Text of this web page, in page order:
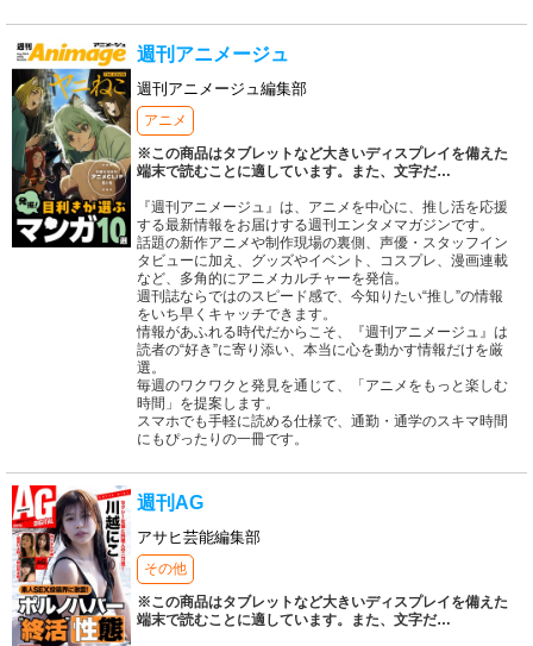
週刊アニメージュ
週刊アニメージュ編集部
アニメ
※この商品はタブレットなど大きいディスプレイを備えた
端末で読むことに適しています。また、文字だ…
『週刊アニメージュ』は、アニメを中心に、推し活を応援
する最新情報をお届けする週刊エンタメマガジンです。
話題の新作アニメや制作現場の裏側、声優・スタッフイン
タビューに加え、グッズやイベント、コスプレ、漫画連載
など、多角的にアニメカルチャーを発信。
週刊誌ならではのスピード感で、今知りたい“推し”の情報
をいち早くキャッチできます。
情報があふれる時代だからこそ、『週刊アニメージュ』は
読者の“好き”に寄り添い、本当に心を動かす情報だけを厳
選。
毎週のワクワクと発見を通じて、「アニメをもっと楽しむ
時間」を提案します。
スマホでも手軽に読める仕様で、通勤・通学のスキマ時間
にもぴったりの一冊です。
週刊AG
アサヒ芸能編集部
その他
※この商品はタブレットなど大きいディスプレイを備えた
端末で読むことに適しています。また、文字だ…